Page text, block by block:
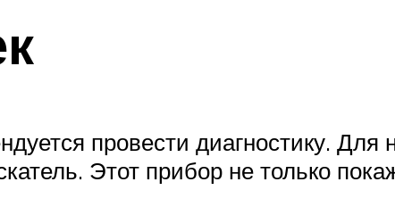
провести диагностику. Для
Этот прибор не только